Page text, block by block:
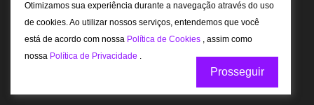
Otimizamos sua experiência durante a navegação através do uso
de cookies. Ao utilizar nossos serviços, entendemos que você
está de acordo com nossa Política de Cookies , assim como
nossa Política de Privacidade .
Prosseguir